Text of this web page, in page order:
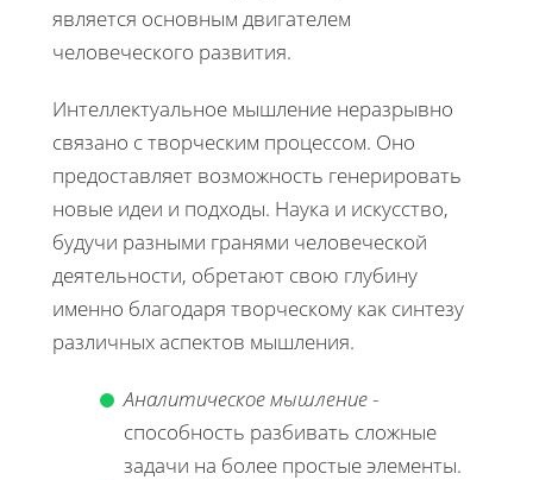
является основным двигателем
человеческого развития.
Интеллектуальное мышление неразрывно
связано с творческим процессом. Оно
предоставляет возможность генерировать
новые идеи и подходы. Наука и искусство,
будучи разными гранями человеческой
деятельности, обретают свою глубину
именно благодаря творческому как синтезу
различных аспектов мышления.
Аналитическое мышление-
способность разбивать сложные
задачи на более простые элементы.